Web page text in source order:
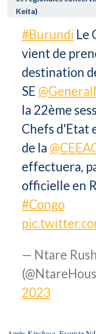
Keita)
#Burundi Le
vient de
destination
SE
la 22ème
Chefs d'Etat
de la
effectuera,
officielle en
#Congo
— Ntare
2023